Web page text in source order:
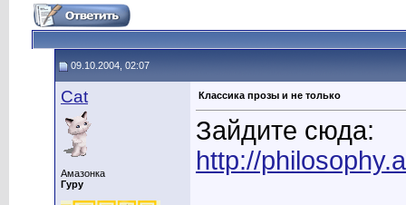
09.10.2004, 02:07
Cat
Амазонка
Гуру
Классика прозы и не только
Зайдите сюда:
http://